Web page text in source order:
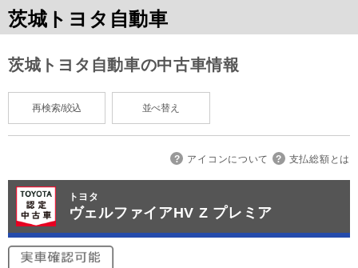
茨城トヨタ自動車
茨城トヨタ自動車の中古車情報
再検索/絞込 並べ替え
アイコンについて 支払総額とは
トヨタ
ヴェルファイアHV Z プレミア